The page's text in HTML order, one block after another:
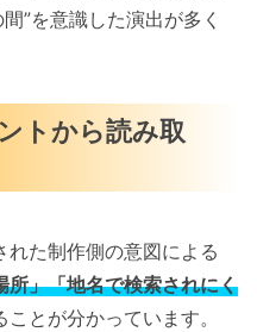
”を意識した演出が多く
トから読み取
た制作側の意図による
所」「地名で検索されにく
とが分かっています。